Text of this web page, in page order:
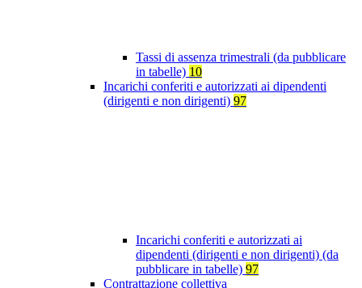
Tassi di assenza trimestrali (da pubblicare
in tabelle) 10
Incarichi conferiti e autorizzati ai dipendenti
(dirigenti e non dirigenti) 97
Incarichi conferiti e autorizzati ai
dipendenti (dirigenti e non dirigenti) (da
pubblicare in tabelle) 97
Contrattazione collettiva